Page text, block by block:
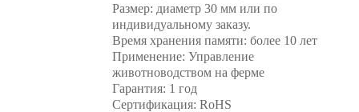
Размер: диаметр 30 мм или по
индивидуальному заказу.
Время хранения памяти: более 10 лет
Применение: Управление
животноводством на ферме
Гарантия: 1 год
Сертификация: RoHS